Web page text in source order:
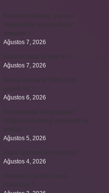
Ağustos 7, 2026
Ağustos 7, 2026
Ağustos 6, 2026
Ağustos 5, 2026
Ağustos 4, 2026